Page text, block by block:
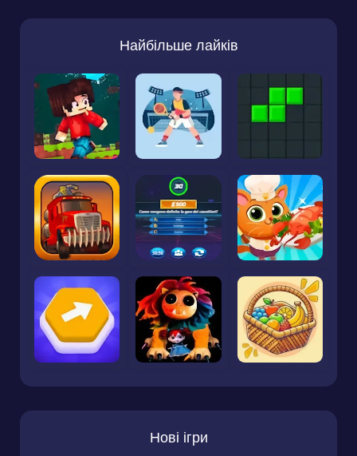
Найбільше лайків
Нові ігри